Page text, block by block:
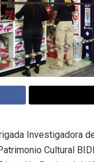
Investigadora
Cultural